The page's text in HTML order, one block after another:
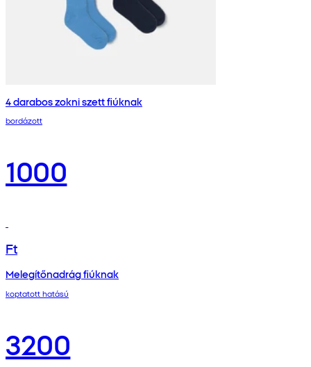
4 darabos zokni szett fiúknak
bordázott
1000
Ft
Melegítőnadrág fiúknak
koptatott hatású
3200